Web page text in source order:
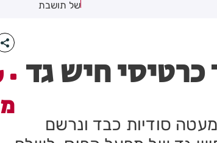
חיש גד
סודיות כבד ונרשם